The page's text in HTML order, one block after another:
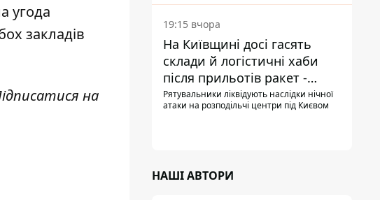
угода
закладів
на
19:15 вчора
На Київщині досі гасять
склади й логістичні хаби
після прильотів ракет -
ДСНС
Рятувальники ліквідують наслідки нічної
атаки на розподільчі центри під Києвом
НАШІ АВТОРИ